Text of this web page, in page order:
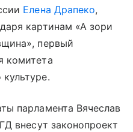
Елена Драпеко,
картинам «А зори
первый
комитета
парламента Вячеслав
внесут законопроект